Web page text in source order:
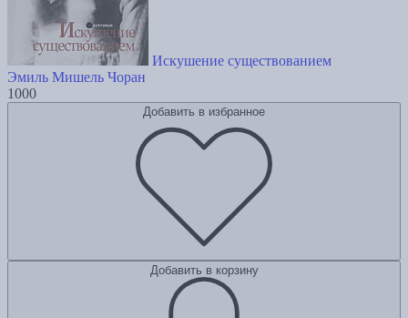
Искушение существованием
Эмиль Мишель Чоран
1000
Добавить в избранное
Добавить в корзину